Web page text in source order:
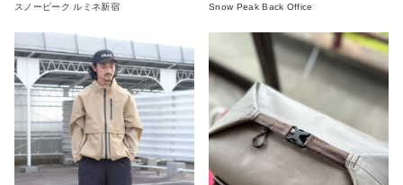
スノーピーク ルミネ新宿
Snow Peak Back Office